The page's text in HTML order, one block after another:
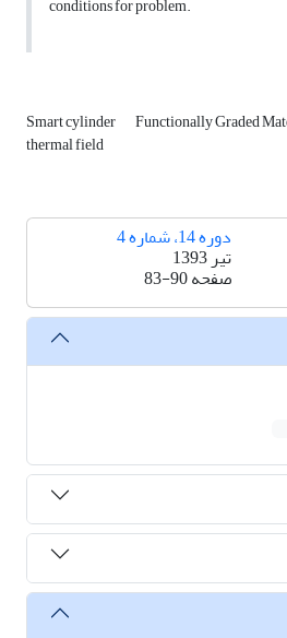
conditions for problem.
Smart cylinder Functionally Graded
thermal field
دوره 14، شماره 4
تیر 1393
صفحه83-90